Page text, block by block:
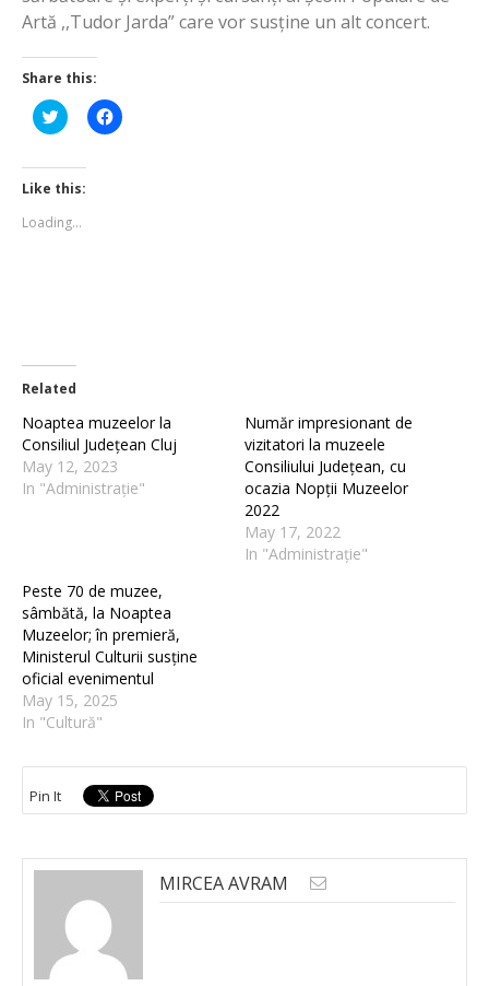
Artă ,,Tudor Jarda” care vor susține un alt concert.
Share this:
Click
to
Twitter
(Opens
in
window)
Click
to
Like this:
Loading...
Related
Noaptea muzeelor la
Consiliul Județean Cluj
May 12, 2023
In "Administrație"
Număr impresionant de
vizitatori la muzeele
Consiliului Județean, cu
ocazia Nopții Muzeelor
2022
May 17, 2022
In "Administrație"
Peste 70 de muzee,
sâmbătă, la Noaptea
Muzeelor; în premieră,
Ministerul Culturii susține
oficial evenimentul
May 15, 2025
In "Cultură"
Pin It
MIRCEA AVRAM